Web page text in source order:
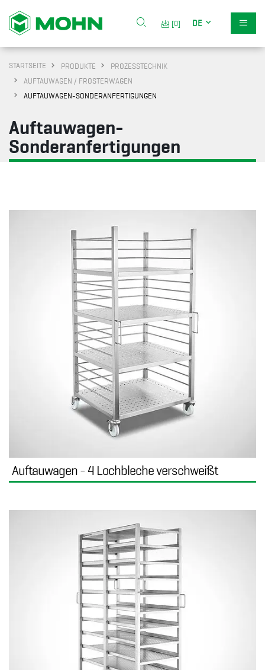
[0] DE
STARTSEITE PRODUKTE
PROZESSTECHNIK
AUFTAUWAGEN / FROSTERWAGEN
AUFTAUWAGEN-SONDERANFERTIGUNGEN
Auftauwagen-
Sonderanfertigungen
Auftauwagen - 4 Lochbleche verschweißt